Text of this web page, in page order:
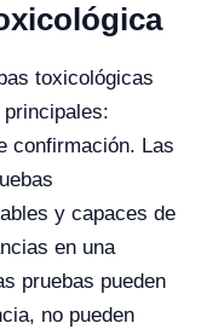
toxicológicas
confirmación. Las
y capaces de
en una
pruebas pueden
no pueden